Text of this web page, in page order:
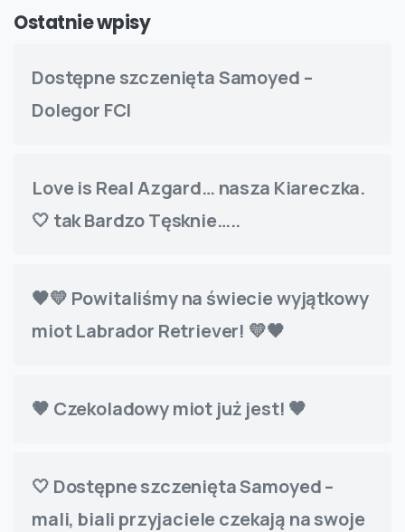
Ostatnie wpisy
Dostępne szczenięta Samoyed –
Dolegor FCI
Love is Real Azgard… nasza Kiareczka.
🤍 tak Bardzo Tęsknie…..
🖤💛 Powitaliśmy na świecie wyjątkowy
miot Labrador Retriever! 💛🖤
🤎 Czekoladowy miot już jest! 🤎
🤍 Dostępne szczenięta Samoyed –
mali, biali przyjaciele czekają na swoje